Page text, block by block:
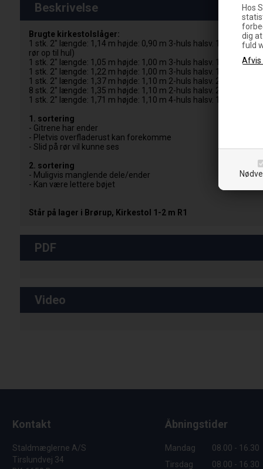
Hos
dig
fuld
Beskrivelse
Brugte kirkestolslåger:
1 stk. 2" længde: 1,14 m højde: 0,90 m 3-huls halsv. 14 cm
rør op til hul)
1 stk. 2" længde: 1,05 m højde: 1,00 m 3-huls halsv. 14 cm
1 stk. 2" længde: 1,22 m højde: 1,00 m 3-huls halsv. 13 cm
1 stk. 2" længde: 1,37 m højde: 1,10 m 2-huls halsv. 20 cm
8 stk. 2" længde: 1,35 m højde: 1,10 m 2-huls halsv. 20 cm
1 stk. 2" længde: 1,71 m højde: 1,10 m 4-huls halsv. 16 cm
1. sortering
- Gitrene har ender
- Pletvis overfladerust kan forekomme
- Slid på rør vil kunne ses
2. sortering
- Muligvis manglende dele/ender
- Kan være lettere bøjet
Står på lager i Brørup, Kirkestol 1-2 m R1
PDF
Video
Kontakt
Staldmæglerne A/S
Tirslundvej 34
Åbningstider
Mandag
08.00 - 16.30
Tirsdag
08.00 - 16.30